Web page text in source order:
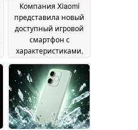
Компания Xiaomi
представила новый
доступный игровой
смартфон с
характеристиками,
на высокую
производительность
25 June 2026